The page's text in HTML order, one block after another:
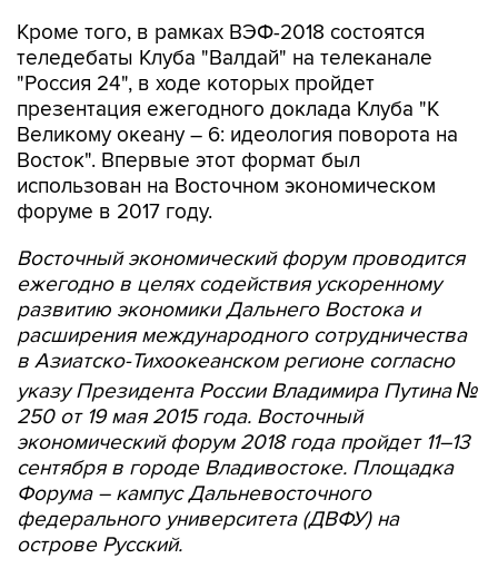
Кроме того, в рамках ВЭФ-2018 состоятся
теледебаты Клуба "Валдай" на телеканале
"Россия 24", в ходе которых пройдет
презентация ежегодного доклада Клуба "К
Великому океану – 6: идеология поворота на
Восток". Впервые этот формат был
использован на Восточном экономическом
форуме в 2017 году.
Восточный экономический форум проводится
ежегодно в целях содействия ускоренному
развитию экономики Дальнего Востока и
расширения международного сотрудничества
в Азиатско-Тихоокеанском регионе согласно
указу Президента России Владимира Путина №
250 от 19 мая 2015 года. Восточный
экономический форум 2018 года пройдет 11–13
сентября в городе Владивостоке. Площадка
Форума – кампус Дальневосточного
федерального университета (ДВФУ) на
острове Русский.